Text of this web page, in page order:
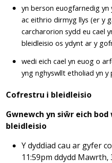
yn berson euogfarnedig yn
ac eithrio dirmyg llys (er y
carcharorion sydd eu cael
bleidleisio os ydynt ar y
wedi eich cael yn euog o
yng nghyswllt etholiad yn
Cofrestru i bleidleisio
Gwnewch yn siŵr eich
bleidleisio
Y dyddiad cau ar gyfer
11:59pm ddydd